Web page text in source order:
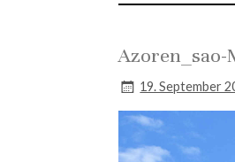
Azoren_sao-
19. September